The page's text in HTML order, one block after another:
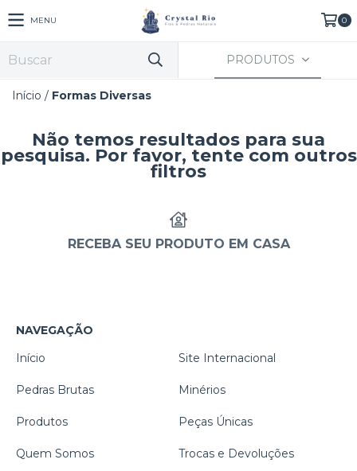
MENU 0
PRODUTOS
Início / Formas Diversas
Não temos resultados para sua
pesquisa. Por favor, tente com outros
filtros
RECEBA SEU PRODUTO EM CASA
NAVEGAÇÃO
Início
Site Internacional
Pedras Brutas Minérios
Produtos Peças Únicas
Quem Somos Trocas e Devoluções